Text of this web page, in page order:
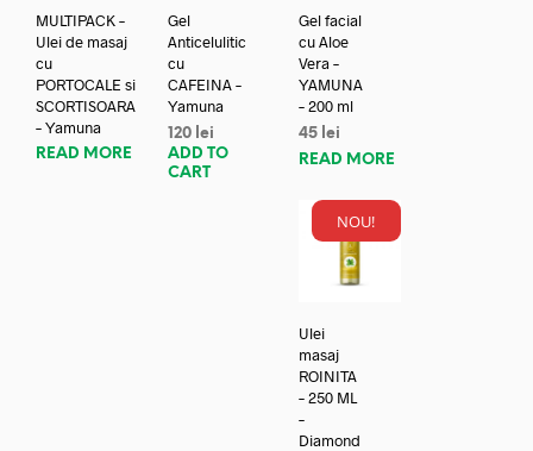
MULTIPACK –
Ulei de masaj
cu
PORTOCALE si
SCORTISOARA
– Yamuna
READ MORE
Gel
Anticelulitic
cu
CAFEINA –
Yamuna
120 lei
ADD TO
CART
Gel facial
cu Aloe
Vera –
YAMUNA
– 200 ml
45 lei
READ MORE
NOU!
Ulei
masaj
ROINITA
– 250 ML
–
Diamond